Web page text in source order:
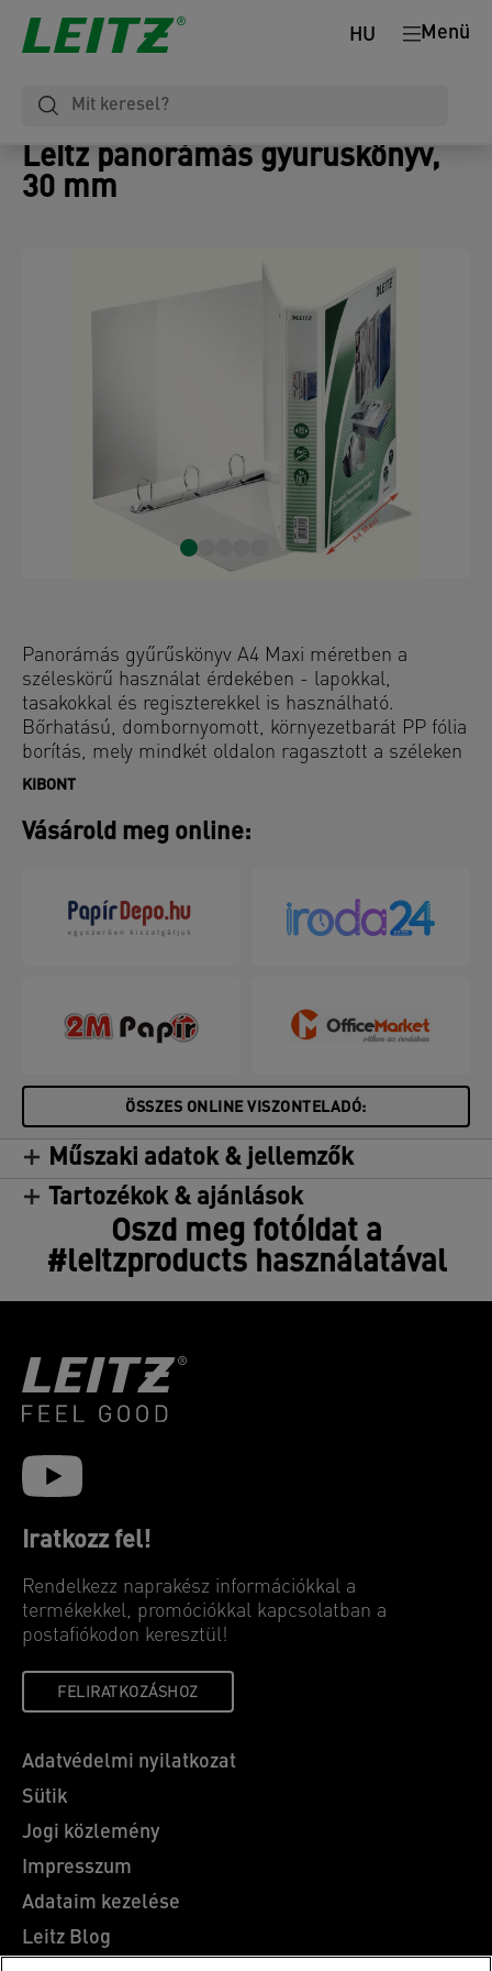
Menü
HU
Leitz panorámás gyűrűskönyv,
30 mm
Panorámás gyűrűskönyv A4 Maxi méretben a
széleskörű használat érdekében - lapokkal,
tasakokkal és regiszterekkel is használható.
Bőrhatású, dombornyomott, környezetbarát PP fólia
borítás, mely mindkét oldalon ragasztott a széleken
pedig hegesztett a buborékmentes, minőségi
KIBONT
Vásárold meg online:
ÖSSZES ONLINE VISZONTELADÓ:
Műszaki adatok & jellemzők
Tartozékok & ajánlások
Oszd meg fotóidat a
#leitzproducts használatával
Iratkozz fel!
Rendelkezz naprakész információkkal a
termékekkel, promóciókkal kapcsolatban a
postafiókodon keresztül!
FELIRATKOZÁSHOZ
Adatvédelmi nyilatkozat
Sütik
Jogi közlemény
Impresszum
Adataim kezelése
Leitz Blog